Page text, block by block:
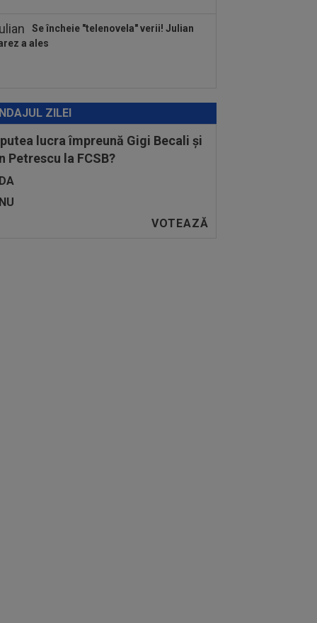
Se încheie "telenovela" verii! Julian
a ales
ZILEI
lucra împreună Gigi Becali și
Petrescu la FCSB?
DA
NU